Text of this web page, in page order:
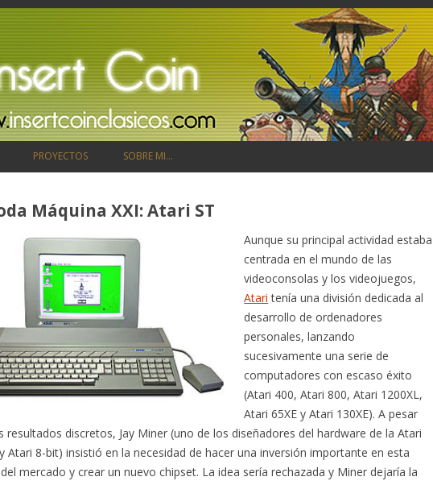
PROYECTOS SOBRE MI…
Máquina XXI: Atari ST
Aunque su principal actividad estaba
centrada en el mundo de las
videoconsolas y los videojuegos,
Atari tenía una división dedicada al
desarrollo de ordenadores
personales, lanzando
sucesivamente una serie de
computadores con escaso éxito
(Atari 400, Atari 800, Atari 1200XL,
Atari 65XE y Atari 130XE). A pesar
resultados discretos, Jay Miner (uno de los diseñadores del hardware de la Atari
Atari 8-bit) insistió en la necesidad de hacer una inversión importante en esta
mercado y crear un nuevo chipset. La idea sería rechazada y Miner dejaría la